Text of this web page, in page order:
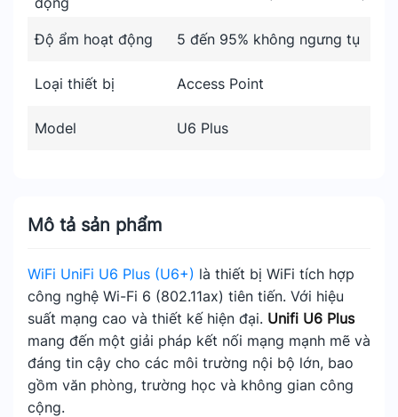
Mô tả sản phẩm
WiFi UniFi U6 Plus (U6+) là thiết bị WiFi tích hợp
công nghệ Wi-Fi 6 (802.11ax) tiên tiến. Với hiệu
suất mạng cao và thiết kế hiện đại. Unifi U6 Plus
mang đến một giải pháp kết nối mạng mạnh mẽ và
đáng tin cậy cho các môi trường nội bộ lớn, bao
gồm văn phòng, trường học và không gian công
cộng.
Độ ẩm hoạt động 5 đến 95% không ngưng tụ
Loại thiết bị Access Point
Model U6 Plus